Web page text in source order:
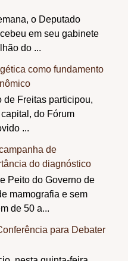
o Deputado
em seu gabinete
do ...
como fundamento
de Freitas participou,
do Fórum
...
de
do diagnóstico
Peito do Governo de
mamografia e sem
de 50 a...
para Debater